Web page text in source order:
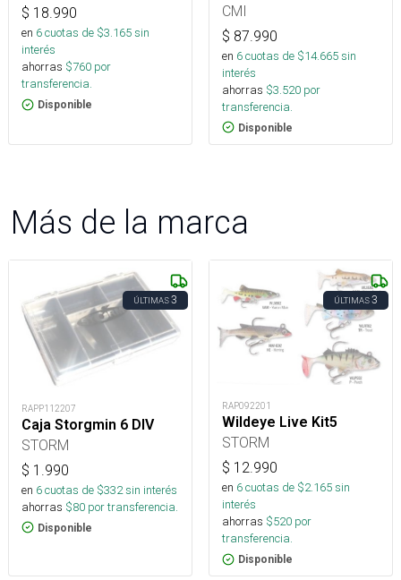
$ 18.990
en 6cuotas de $3.165sin
interés
ahorras $760 por
transferencia.
Disponible
CMI
$ 87.990
en 6cuotas de $14.665sin
interés
ahorras $3.520 por
transferencia.
Disponible
Más de la marca
ÚLTIMAS3
RAPP112207
Caja Storgmin 6 DIV
STORM
$ 1.990
en 6cuotas de $332sin interés
ahorras $80 por transferencia.
Disponible
ÚLTIMAS3
RAP092201
Wildeye Live Kit5
STORM
$ 12.990
en 6cuotas de $2.165sin
interés
ahorras $520 por
transferencia.
Disponible